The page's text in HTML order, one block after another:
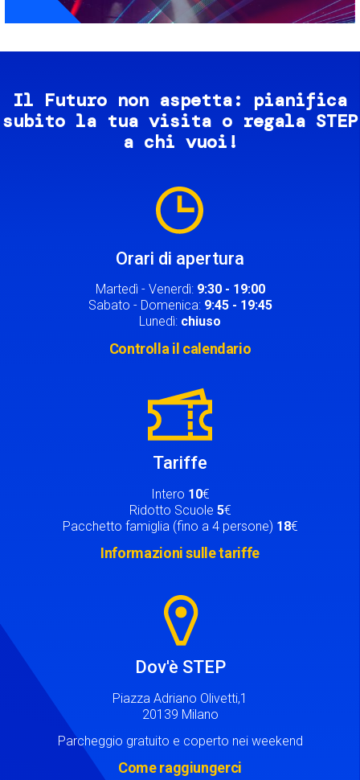
Il Futuro non aspetta: pianifica
subito la tua visita o regala STEP
a chi vuoi!
Orari di apertura
Martedì - Venerdì: 9:30 - 19:00
Sabato - Domenica: 9:45 - 19:45
Lunedì: chiuso
Controlla il calendario
Tariffe
Intero 10€
Ridotto Scuole 5€
Pacchetto famiglia (fino a 4 persone) 18€
Informazioni sulle tariffe
Dov'è STEP
Piazza Adriano Olivetti,1
20139 Milano
Parcheggio gratuito e coperto nei weekend
Come raggiungerci